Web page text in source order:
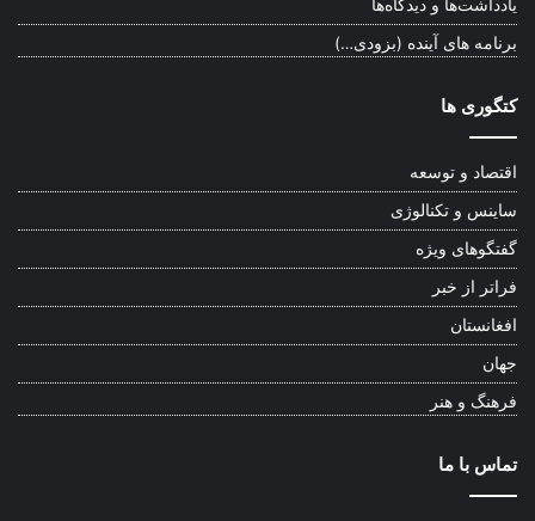
یادداشت‌ها و دیدگاه‌ها
برنامه های آینده (بزودی…)
کتگوری ها
اقتصاد و توسعه
ساینس و تکنالوژی
گفتگوهای ویژه
فراتر از خبر
افغانستان
جهان
فرهنگ و هنر
تماس با ما